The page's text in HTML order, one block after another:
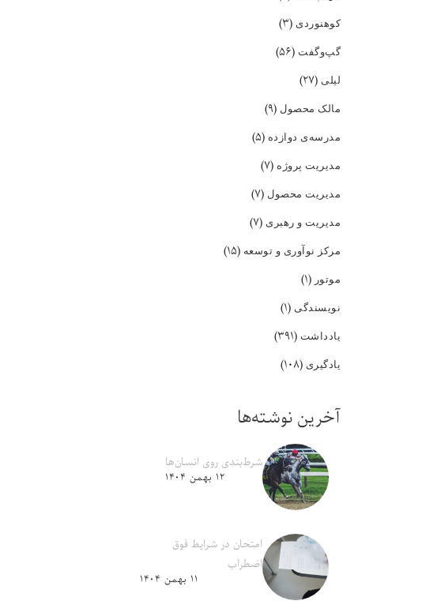
کوهنوردی (۳)
گپ‌و‌گفت (۵۶)
لیلی (۲۷)
مالک محصول (۹)
مدرسه‌ی دوازده (۵)
مدیریت پروژه (۷)
مدیریت محصول (۷)
مدیریت و رهبری (۷)
مرکز نوآوری و توسعه (۱۵)
موتور(۱)
نویسندگی (۱)
یادداشت (۳۹۱)
یادگیری (۱۰۸)
آخرین نوشته‌ها
شرط‌بندی روی انسان‌ها
۱۲ بهمن ۱۴۰۴
امتحان در شرایط فوق
اضطراب
۱۱ بهمن ۱۴۰۴